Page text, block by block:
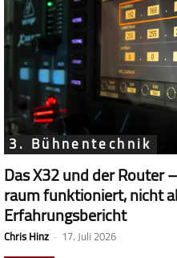
3. Bühnentechnik
Das X32 und der
raum funk­tio­niert, nicht
Erfahrungsbericht
Chris Hinz - 17. Juli 2026